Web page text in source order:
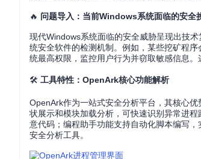
🔥 问题导入：当前Windows系统面临的安全
现代Windows系统面临的安全威胁呈现出技
统安全软件的检测机制。例如，某些挖矿程
统最高权限，监控用户行为并窃取敏感信息
🛠️ 工具特性：OpenArk核心功能解析
OpenArk作为一站式安全分析平台，其核心
状展示和模块加载分析，可快速识别异常进
意代码；编程助手功能支持自动化脚本编写
安全分析工具。